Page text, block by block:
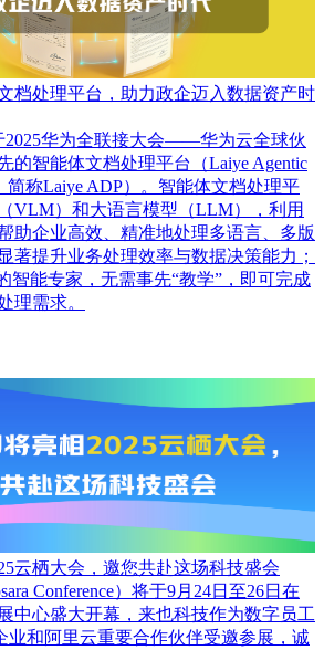
档处理平台，助力政企迈入数据资产时
2025华为全联接大会——华为云全球伙
的智能体文档处理平台（Laiye Agentic
简称Laiye ADP）。智能体文档处理平
VLM）和大语言模型（LLM），利用
助企业高效、精准地处理多语言、多版
著提升业务处理效率与数据决策能力；
智能专家，无需事先“教学”，即可完成
理需求。
云栖大会，邀您共赴这场科技盛会
Conference）将于9月24日至26日在
中心盛大开幕，来也科技作为数字员工
业和阿里云重要合作伙伴受邀参展，诚